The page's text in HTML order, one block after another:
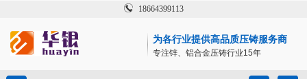
18664399113
为各行业提供高品质压铸服务商
专注锌、铝合金压铸行业15年